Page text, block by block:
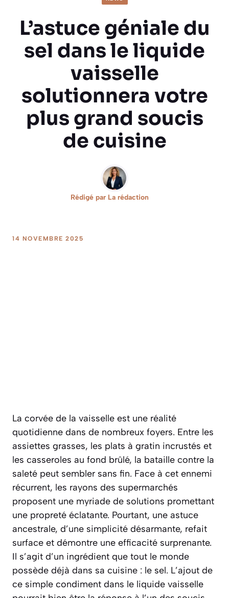
L’astuce géniale du
sel dans le liquide
vaisselle
solutionnera votre
plus grand soucis
de cuisine
Rédigé par La rédaction
14 NOVEMBRE 2025
La corvée de la vaisselle est une réalité
quotidienne dans de nombreux foyers. Entre les
assiettes grasses, les plats à gratin incrustés et
les casseroles au fond brûlé, la bataille contre la
saleté peut sembler sans fin. Face à cet ennemi
récurrent, les rayons des supermarchés
proposent une myriade de solutions promettant
une propreté éclatante. Pourtant, une astuce
ancestrale, d’une simplicité désarmante, refait
surface et démontre une efficacité surprenante.
Il s’agit d’un ingrédient que tout le monde
possède déjà dans sa cuisine : le sel. L’ajout de
ce simple condiment dans le liquide vaisselle